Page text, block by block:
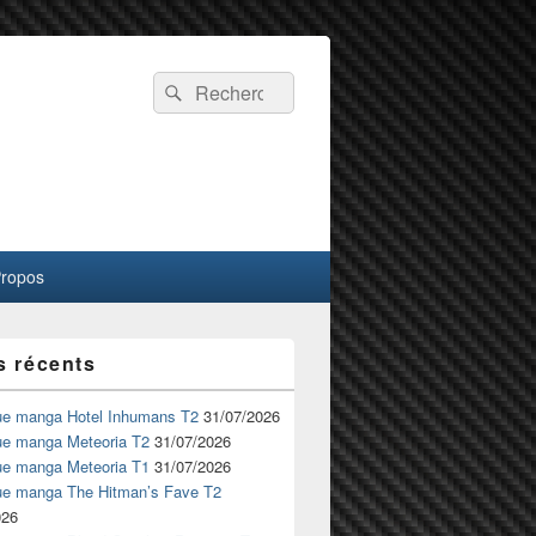
Recherche :
Rechercher
récents
manga Hotel Inhumans T2 31/07/2026
manga Meteoria T2 31/07/2026
manga Meteoria T1 31/07/2026
manga The Hitman’s Fave T2